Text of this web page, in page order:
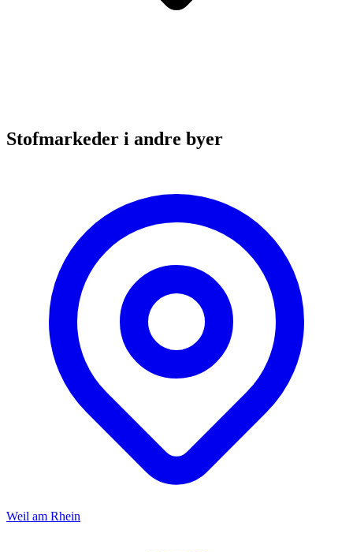
Stofmarkeder i andre byer
Weil am Rhein